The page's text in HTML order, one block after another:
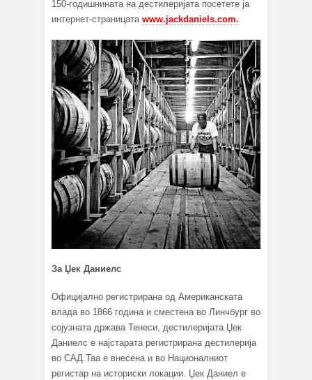
150-годишнината на дестилеријата посетете ја
интернет-страницата www.jackdaniels.com.
За Џек Даниелс
Официјално регистрирана од Американската
влада во 1866 година и сместена во Линчбург во
сојузната држава Тенеси, дестилеријата Џек
Даниелс е најстарата регистрирана дестилерија
во САД.Таа е внесена и во Националниот
регистар на историски локации. Џек Даниел е